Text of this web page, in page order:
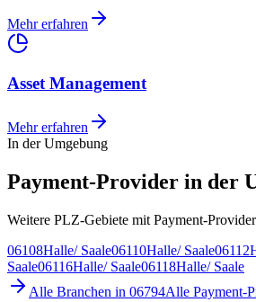
Mehr erfahren
Asset Management
Mehr erfahren
In der Umgebung
Payment-Provider in der
Weitere PLZ-Gebiete mit Payment-
06108Halle/ Saale06110Halle/ Saale06112
Saale06116Halle/ Saale06118Halle/ Saale
Alle Branchen in 06794Alle Payment-